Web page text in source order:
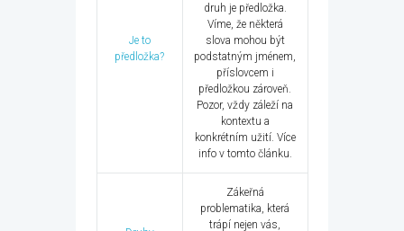
Je to
předložka?
druh je předložka.
Víme, že některá
slova mohou být
podstatným jménem,
příslovcem i
předložkou zároveň.
Pozor, vždy záleží na
kontextu a
konkrétním užití. Více
info v tomto článku.
Zákeřná
problematika, která
trápí nejen vás,